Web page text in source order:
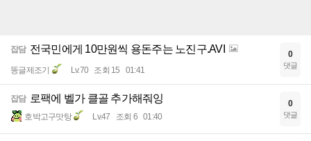
잡담 전국민에게 10만원씩 용돈주는 노진구.AVI
똥글제조기 Lv.70 조회 15 01:41
0
댓글
잡담 로팩에 벨가 클골 추가해줘잉
호박고구맛탕 Lv.47 조회 6 01:40
0
댓글